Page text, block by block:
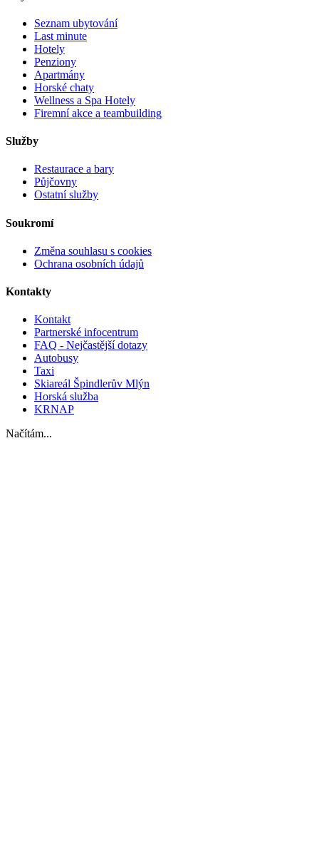
Seznam ubytování
Last minute
Hotely
Penziony
Apartmány
Horské chaty
Wellness a Spa Hotely
Firemní akce a teambuilding
Služby
Restaurace a bary
Půjčovny
Ostatní služby
Soukromí
Změna souhlasu s cookies
Ochrana osobních údajů
Kontakty
Kontakt
Partnerské infocentrum
FAQ - Nejčastější dotazy
Autobusy
Taxi
Skiareál Špindlerův Mlýn
Horská služba
KRNAP
Načítám...